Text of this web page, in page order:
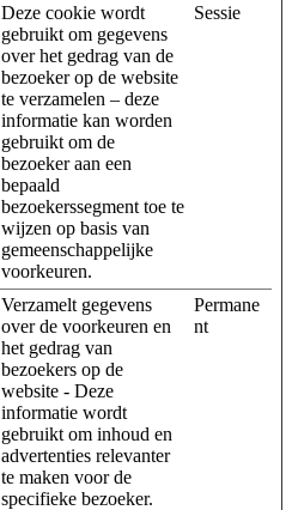
Deze cookie wordt
gebruikt om gegevens
over het gedrag van de
bezoeker op de website
te verzamelen – deze
informatie kan worden
gebruikt om de
bezoeker aan een
bepaald
bezoekerssegment toe te
wijzen op basis van
gemeenschappelijke
voorkeuren.
Sessie
Verzamelt gegevens
over de voorkeuren en
het gedrag van
bezoekers op de
website - Deze
informatie wordt
gebruikt om inhoud en
advertenties relevanter
te maken voor de
specifieke bezoeker.
Permane
nt